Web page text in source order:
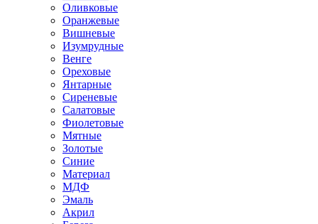
Оливковые
Оранжевые
Вишневые
Изумрудные
Венге
Ореховые
Янтарные
Сиреневые
Салатовые
Фиолетовые
Мятные
Золотые
Синие
Материал
МДФ
Эмаль
Акрил